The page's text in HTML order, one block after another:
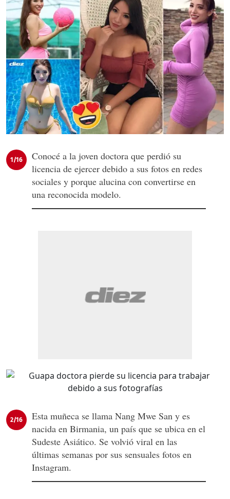
1/16
Conocé a la joven doctora que perdió su
licencia de ejercer debido a sus fotos en redes
sociales y porque alucina con convertirse en
una reconocida modelo.
2/16
Esta muñeca se llama Nang Mwe San y es
nacida en Birmania, un país que se ubica en el
Sudeste Asiático. Se volvió viral en las
últimas semanas por sus sensuales fotos en
Instagram.